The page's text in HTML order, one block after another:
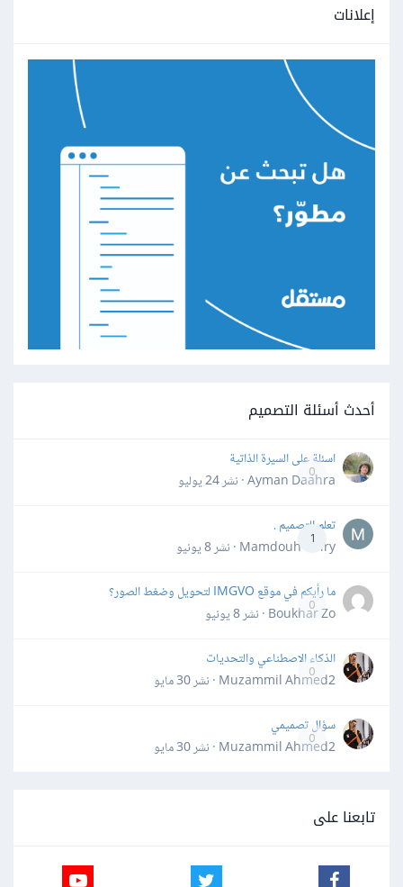
إعلانات
أحدث أسئلة التصميم
0
اسئلة على السيرة الذاتية
Ayman Daahra · نشر
24 يوليو
1
تعلم التصميم .
Mamdouh Khiry · نشر
8 يونيو
0
ما رأيكم في موقع IMGVO لتحويل وضغط الصور؟
Boukhar Zo · نشر
8 يونيو
0
الذكاء الاصطناعي والتحديات
Muzammil Ahmed2 · نشر
30 مايو
0
سؤال تصميمي
Muzammil Ahmed2 · نشر
30 مايو
تابعنا على